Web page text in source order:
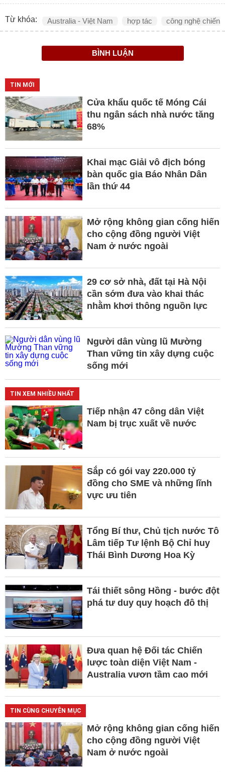
Từ khóa: Australia - Việt Nam hợp tác công nghệ chiến
BÌNH LUẬN
TIN MỚI
Cửa khẩu quốc tế Móng Cái
thu ngân sách nhà nước tăng
68%
Khai mạc Giải vô địch bóng
bàn quốc gia Báo Nhân Dân
lần thứ 44
Mở rộng không gian cống hiến
cho cộng đồng người Việt
Nam ở nước ngoài
29 cơ sở nhà, đất tại Hà Nội
cần sớm đưa vào khai thác
nhằm khơi thông nguồn lực
Người dân vùng lũ Mường
Than vững tin xây dựng cuộc
sống mới
TIN XEM NHIỀU NHẤT
Tiếp nhận 47 công dân Việt
Nam bị trục xuất về nước
Sắp có gói vay 220.000 tỷ
đồng cho SME và những lĩnh
vực ưu tiên
Tổng Bí thư, Chủ tịch nước Tô
Lâm tiếp Tư lệnh Bộ Chỉ huy
Thái Bình Dương Hoa Kỳ
Tái thiết sông Hồng - bước đột
phá tư duy quy hoạch đô thị
Đưa quan hệ Đối tác Chiến
lược toàn diện Việt Nam -
Australia vươn tầm cao mới
TIN CÙNG CHUYÊN MỤC
Mở rộng không gian cống hiến
cho cộng đồng người Việt
Nam ở nước ngoài